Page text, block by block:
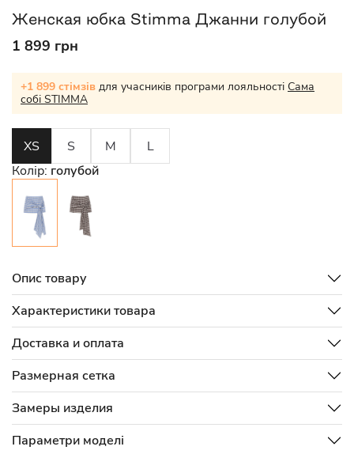
Женская юбка Stimma Джанни голубой
1 899 грн
+1 899 стімзів для учасників програми лояльності Сама
собі STIMMA
XS S M
L
Колір: голубой
Опис товару
Характеристики товара
Доставка и оплата
Размерная сетка
Замеры изделия
Параметри моделі